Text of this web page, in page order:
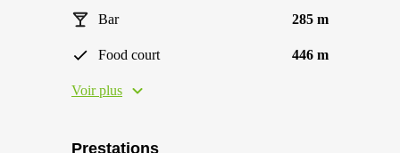
Bar 285 m
Food court 446 m
Voir plus
Prestations